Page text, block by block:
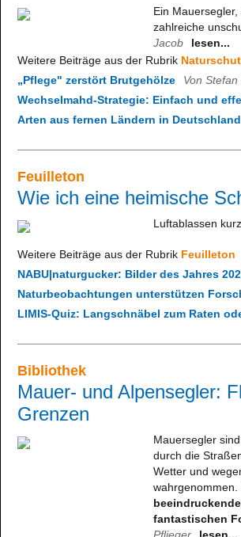
Ein
zahlreiche
Jacob
lesen...
Weitere Beiträge aus der Rubrik
„Pflege" zerstört Brutgehölze
Von
Wechselmahd-Strategie: Einfach und
Arten aus fernen Ländern in Deutschland
Feuilleton
Wie ich eine heimische
Luftablassen
Weitere Beiträge aus der Rubrik Feuilleton
NABU|naturgucker: Bilder des Jahres
Naturbeobachtungen unterstützen
LIMIS-Quiz: Langschnäbel zum Raten
Bibliothek
Mauer- und Alpensegler:
Grenzen
Mauersegler
durch die
Wetter und
fantastischen